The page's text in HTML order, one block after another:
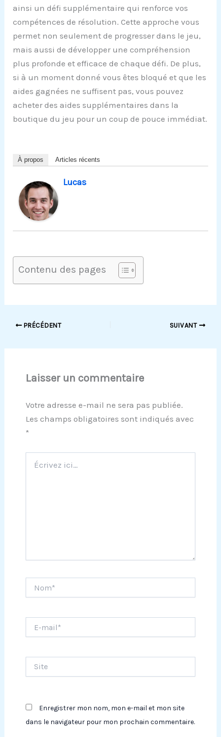
ainsi un défi supplémentaire qui renforce vos
compétences de résolution. Cette approche vous
permet non seulement de progresser dans le jeu,
mais aussi de développer une compréhension
plus profonde et efficace de chaque défi. De plus,
si à un moment donné vous êtes bloqué et que les
aides gagnées ne suffisent pas, vous pouvez
acheter des aides supplémentaires dans la
boutique du jeu pour un coup de pouce immédiat.
À propos Articles récents
Lucas
Contenu des pages
PRÉCÉDENT SUIVANT
Laisser un commentaire
Votre adresse e-mail ne sera pas publiée.
Les champs obligatoires sont indiqués avec
*
ici…
mail*
Enregistrer mon nom, mon e-mail et mon site
dans le navigateur pour mon prochain commentaire.